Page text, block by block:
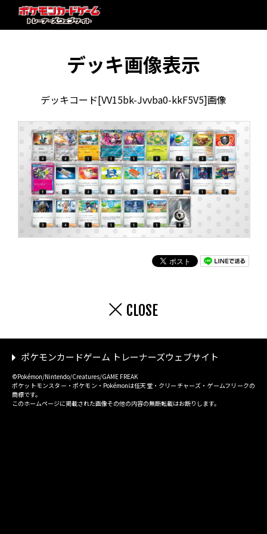
デッキ画像表示
デッキコード[VV15bk-Jvvba0-kkF5V5]画像
CLOSE
ポケモンカードゲーム トレーナーズウェブサイト
©Pokémon/Nintendo/Creatures/GAME FREAK
ポケットモンスター・ポケモン・Pokémonは任天堂・クリーチャーズ・ゲームフリークの
商標です。
このホームページに掲載された画像その他の内容の無断転載はお断りします。